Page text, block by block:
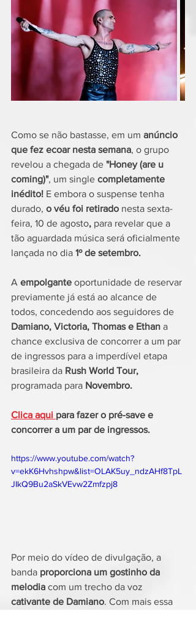
Como se não bastasse, em um anúncio
que fez ecoar nesta semana, o grupo
revelou a chegada de "Honey (are u
coming)", um single completamente
inédito! E embora o suspense tenha
durado, o véu foi retirado nesta sexta-
feira, 10 de agosto, para revelar que a
tão aguardada música será oficialmente
lançada no dia 1º de setembro.
A empolgante oportunidade de reservar
previamente já está ao alcance de
todos, concedendo aos seguidores de
Damiano, Victoria, Thomas e Ethan a
chance exclusiva de concorrer a um par
de ingressos para a imperdível etapa
brasileira da Rush World Tour,
programada para Novembro.
Clica aqui para fazer o pré-save e
concorrer a um par de ingressos.
https://www.youtube.com/watch?
v=ekK6Hvhshpw&list=OLAK5uy_ndzAHf8TpL
JIkQ9Bu2aSkVEvw2Zmfzpj8
Por meio do vídeo de divulgação, a
banda proporciona um gostinho da
melodia com um trecho da voz
cativante de Damiano. Com mais essa